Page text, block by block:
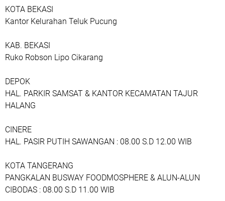
KOTA BEKASI
Kantor Kelurahan Teluk Pucung
KAB. BEKASI
Ruko Robson Lipo Cikarang
DEPOK
HAL. PARKIR SAMSAT & KANTOR KECAMATAN TAJUR
HALANG
CINERE
HAL. PASIR PUTIH SAWANGAN : 08.00 S.D 12.00 WIB
KOTA TANGERANG
PANGKALAN BUSWAY FOODMOSPHERE & ALUN-ALUN
CIBODAS : 08.00 S.D 11.00 WIB